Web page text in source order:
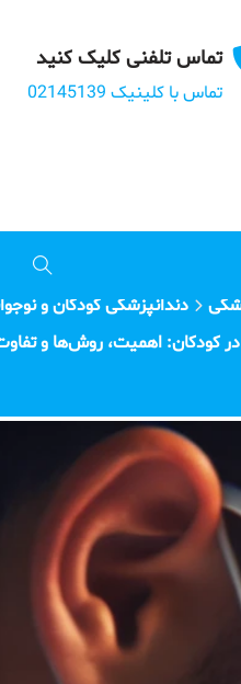
تماس تلفنی کلیک کنید
تماس با کلینیک 02145139
دندانپزشکی کودکان و
کودکان: اهمیت، روش‌ها و